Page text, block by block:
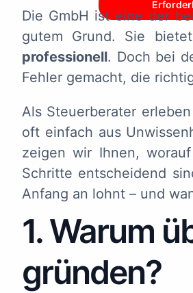
Die GmbH ist eine der
gutem Grund. Sie bietet
professionell. Doch bei
Fehler gemacht, die
Als Steuerberater
oft einfach aus
zeigen wir Ihnen,
Schritte entscheidend
Anfang an lohnt – und
1. Warum
gründen?